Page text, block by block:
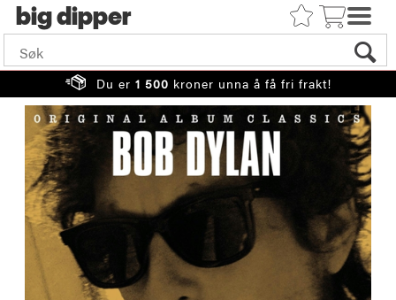
big
Du er 1 500 kroner unna å få fri frakt!